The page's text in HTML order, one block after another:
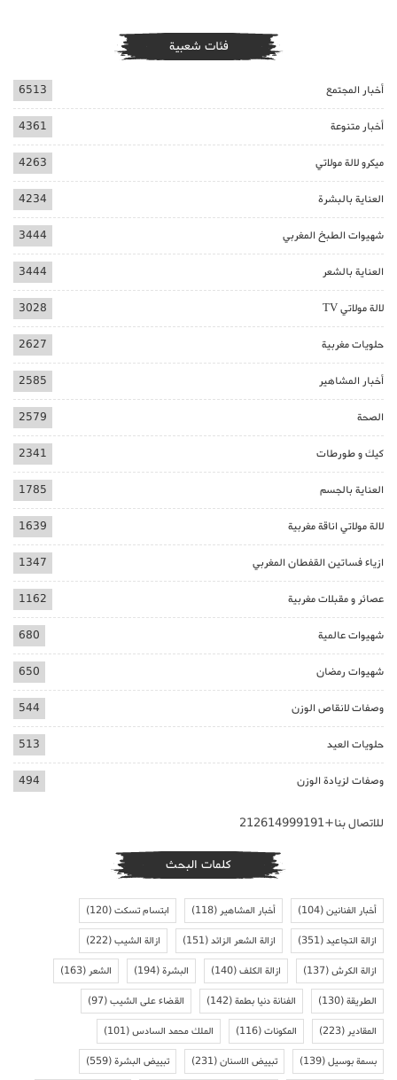
فئات شعبية
أخبار المجتمع 6513
أخبار متنوعة 4361
ميكرو لالة مولاتي 4263
العناية بالبشرة 4234
شهيوات الطبخ المغربي 3444
العناية بالشعر 3444
لالة مولاتي TV 3028
حلويات مغربية 2627
أخبار المشاهير 2585
الصحة 2579
كيك و طورطات 2341
العناية بالجسم 1785
لالة مولاتي اناقة مغربية 1639
ازياء فساتين القفطان المغربي 1347
عصائر و مقبلات مغربية 1162
شهيوات عالمية 680
شهيوات رمضان 650
وصفات لانقاص الوزن 544
حلويات العيد 513
وصفات لزيادة الوزن 494
للاتصال بنا+212614999191
كلمات البحث
أخبار الفنانين(104) أخبار المشاهير(118) ابتسام تسكت(120)
ازالة التجاعيد(351) ازالة الشعر الزائد(151) ازالة الشيب(222)
ازالة الكرش(137) ازالة الكلف(140) البشرة(194) الشعر(163)
الطريقة(130) الفنانة دنيا بطمة(142) القضاء على الشيب(97)
المقادير(223) المكونات(116) الملك محمد السادس(101)
بسمة بوسيل(139) تبييض الاسنان(231) تبييض البشرة(559)